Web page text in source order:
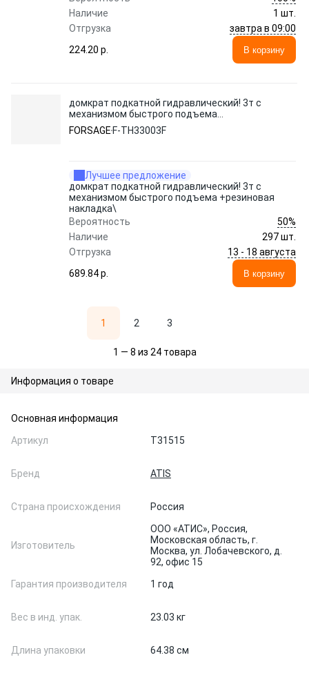
Наличие
1 шт.
Отгрузка
завтра в 09:00
224.20 p.
В корзину
домкрат подкатной гидравлический! 3т с
механизмом быстрого подъема
+резиновая накладка\
FORSAGE F-TH33003F
Лучшее предложение
домкрат подкатной гидравлический! 3т с
механизмом быстрого подъема +резиновая
накладка\
Вероятность
50%
Наличие
297 шт.
Отгрузка
13 - 18 августа
689.84 p.
В корзину
1 2 3
1 — 8 из 24 товара
Информация о товаре
Основная информация
Артикул
T31515
Бренд ATIS
Страна происхождения Россия
Изготовитель
ООО «АТИС», Россия,
Московская область, г.
Москва, ул. Лобачевского, д.
92, офис 15
Гарантия производителя
1 год
Вес в инд. упак. 23.03 кг
Длина упаковки 64.38 см